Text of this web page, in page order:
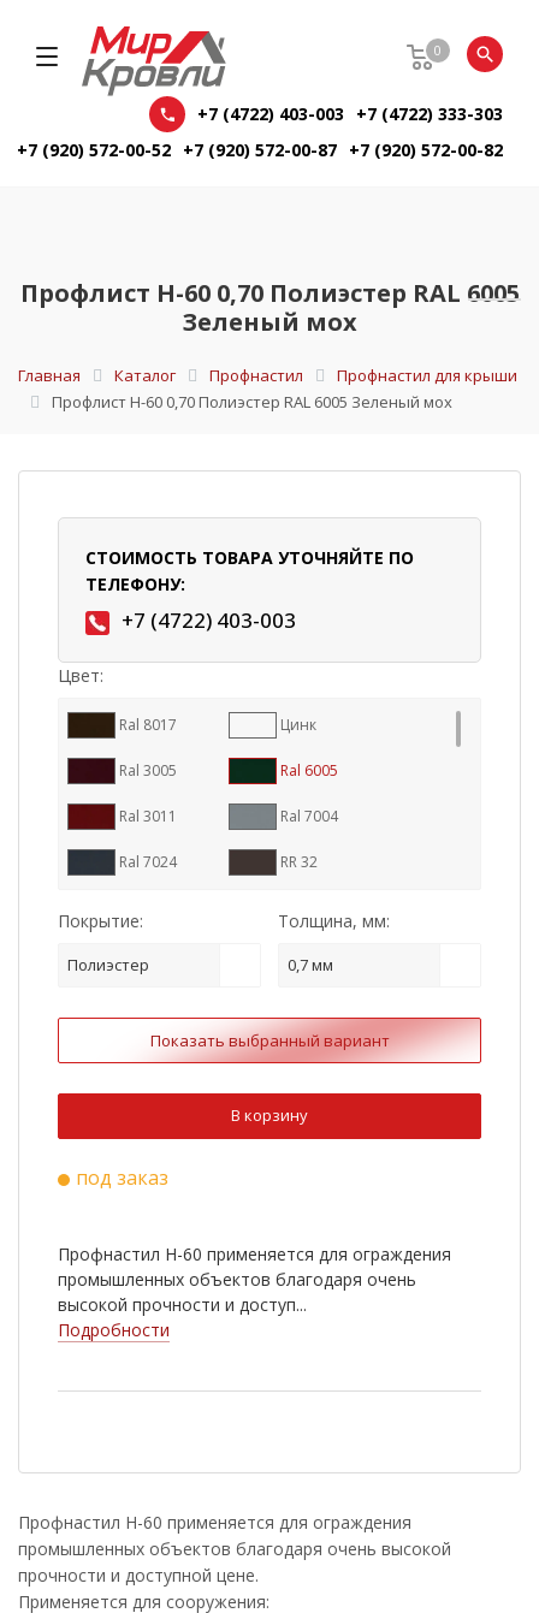
0
+7 (4722) 403-003
+7 (4722) 333-303
+7 (920) 572-00-52 +7 (920) 572-00-87 +7 (920) 572-00-82
Профлист Н-60 0,70 Полиэстер RAL 6005
Зеленый мох
Главная Каталог Профнастил
Профнастил для крыши
Профлист Н-60 0,70 Полиэстер RAL 6005 Зеленый мох
СТОИМОСТЬ ТОВАРА УТОЧНЯЙТЕ ПО
ТЕЛЕФОНУ:
+7 (4722) 403-003
Цвет:
Ral 8017 Цинк
Ral 3005 Ral 6005
Ral 3011 Ral 7004
Ral 7024 RR 32
RR 29 Ral 1015
Ral 3009 Ral 5005
Ral 9003 Ral 6020
Ral 8022
Ral 5002 Ral 5021
Ral 6002 Ral 7005
Ral 9006 Golden Dub
Cherry Wood
Покрытие:
Полиэстер
Толщина, мм:
0,7 мм
Показать выбранный вариант
В корзину
под заказ
Профнастил Н-60 применяется для ограждения
промышленных объектов благодаря очень
высокой прочности и доступ...
Подробности
Профнастил Н-60 применяется для ограждения
промышленных объектов благодаря очень высокой
прочности и доступной цене.
Применяется для сооружения: